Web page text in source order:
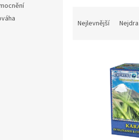
Nejlevnější